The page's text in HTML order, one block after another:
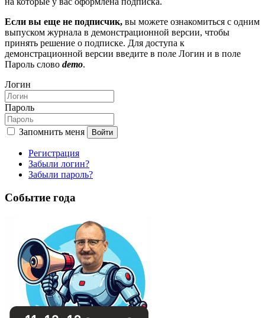
Если вы еще не подписчик, вы можете ознакомиться с одним
выпуском журнала в демонстрационной версии, чтобы
принять решение о подписке. Для доступа к
демонстрационной версии введите в поле Логин и в поле
Пароль слово demo.
Логин
Пароль
Запомнить меня Войти
Регистрация
Забыли логин?
Забыли пароль?
Событие года